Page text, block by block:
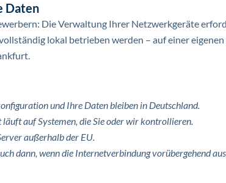
Daten
Die Verwaltung Ihrer Netzwerkgeräte
lokal betrieben werden – auf einer
und Ihre Daten bleiben in Deutschland.
läuft auf Systemen, die Sie oder wir kontrollieren.
außerhalb der EU.
dann, wenn die Internetverbindung vorübergehend